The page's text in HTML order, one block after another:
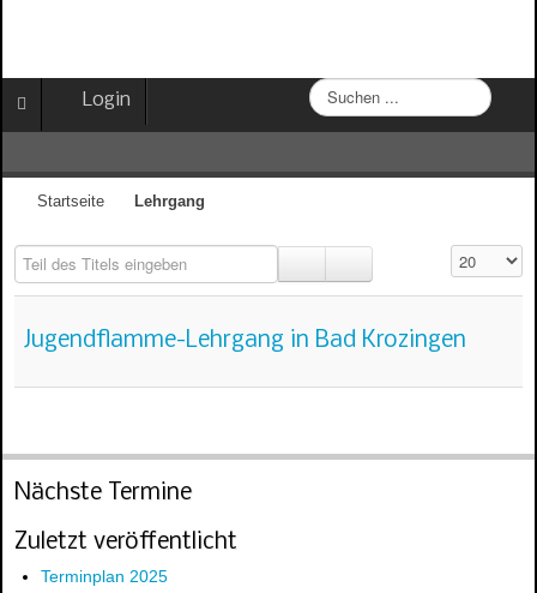
Login
S
u
c
.
Startseite Lehrgang
Teil des Titels eingeben Anzeige #
Jugendflamme-Lehrgang in Bad Krozingen
Nächste Termine
Zuletzt veröffentlicht
Terminplan 2025